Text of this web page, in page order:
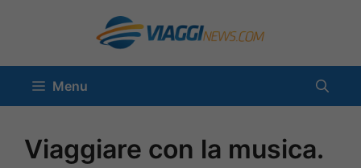
contenuto
Menu
Viaggiare con la musica.